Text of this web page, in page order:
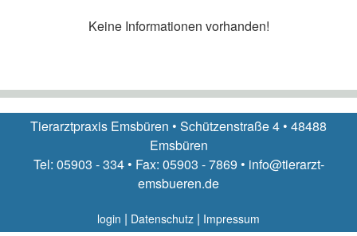
Keine Informationen vorhanden!
Tierarztpraxis Emsbüren • Schützenstraße 4 • 48488
Emsbüren
Tel: 05903 - 334 • Fax: 05903 - 7869 • info@tierarzt-
emsbueren.de
login | Datenschutz | Impressum